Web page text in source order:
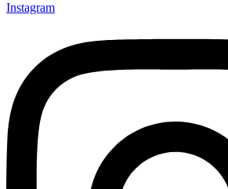
Instagram